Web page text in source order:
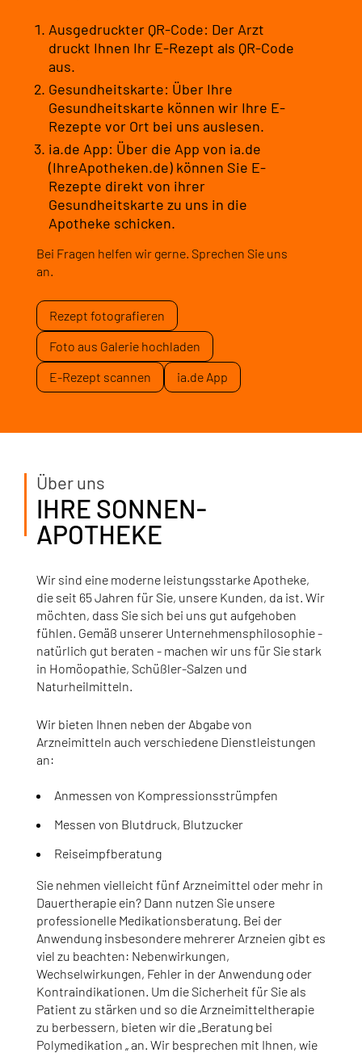
Ausgedruckter QR-Code: Der Arzt
druckt Ihnen Ihr E-Rezept als QR-Code
aus.
Gesundheitskarte: Über Ihre
Gesundheitskarte können wir Ihre E-
Rezepte vor Ort bei uns auslesen.
ia.de App: Über die App von ia.de
(IhreApotheken.de) können Sie E-
Rezepte direkt von ihrer
Gesundheitskarte zu uns in die
Apotheke schicken.
Bei Fragen helfen wir gerne. Sprechen Sie uns
an.
Rezept fotografieren
Foto aus Galerie hochladen
E-Rezept scannen
ia.de App
Über uns
IHRE SONNEN-
APOTHEKE
Wir sind eine moderne leistungsstarke Apotheke,
die seit 65 Jahren für Sie, unsere Kunden, da ist. Wir
möchten, dass Sie sich bei uns gut aufgehoben
fühlen. Gemäß unserer Unternehmensphilosophie -
natürlich gut beraten - machen wir uns für Sie stark
in Homöopathie, Schüßler-Salzen und
Naturheilmitteln.
Wir bieten Ihnen neben der Abgabe von
Arzneimitteln auch verschiedene Dienstleistungen
an:
Anmessen von Kompressionsstrümpfen
Messen von Blutdruck, Blutzucker
Reiseimpfberatung
Sie nehmen vielleicht fünf Arzneimittel oder mehr in
Dauertherapie ein? Dann nutzen Sie unsere
professionelle Medikationsberatung. Bei der
Anwendung insbesondere mehrerer Arzneien gibt es
viel zu beachten: Nebenwirkungen,
Wechselwirkungen, Fehler in der Anwendung oder
Kontraindikationen. Um die Sicherheit für Sie als
Patient zu stärken und so die Arzneimitteltherapie
zu berbessern, bieten wir die „Beratung bei
Polymedikation „ an. Wir besprechen mit Ihnen, wie